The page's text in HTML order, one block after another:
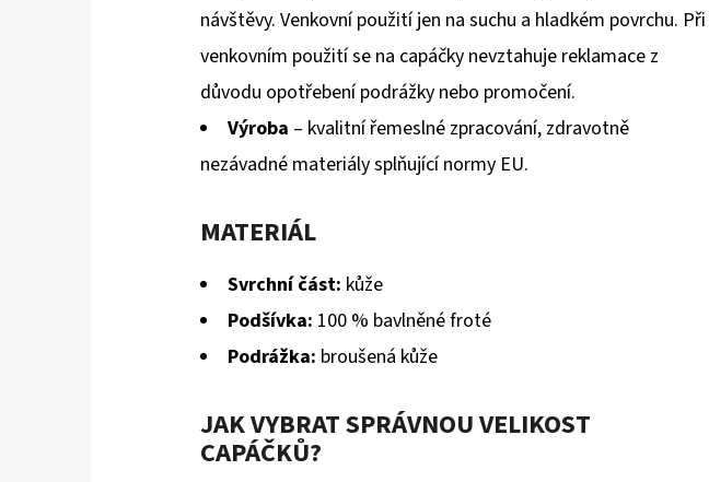
návštěvy. Venkovní použití jen na suchu a hladkém povrchu. Při
venkovním použití se na capáčky nevztahuje reklamace z
důvodu opotřebení podrážky nebo promočení.
Výroba – kvalitní řemeslné zpracování, zdravotně
nezávadné materiály splňující normy EU.
MATERIÁL
Svrchní část: kůže
Podšívka: 100 % bavlněné froté
Podrážka: broušená kůže
JAK VYBRAT SPRÁVNOU VELIKOST
CAPÁČKŮ?